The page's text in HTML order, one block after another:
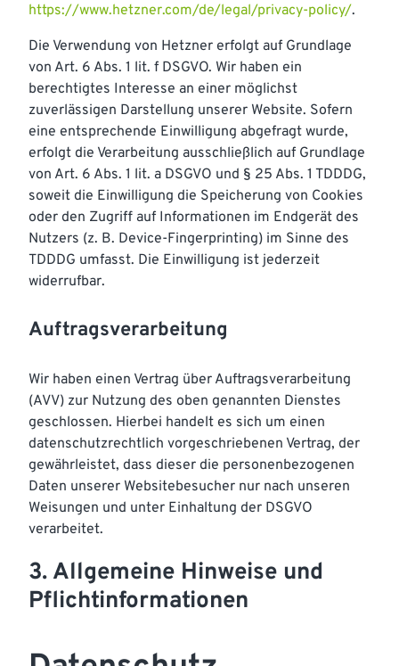
https://www.hetzner.com/de/legal/privacy-policy/.
Die Verwendung von Hetzner erfolgt auf Grundlage
von Art. 6 Abs. 1 lit. f DSGVO. Wir haben ein
berechtigtes Interesse an einer möglichst
zuverlässigen Darstellung unserer Website. Sofern
eine entsprechende Einwilligung abgefragt wurde,
erfolgt die Verarbeitung ausschließlich auf Grundlage
von Art. 6 Abs. 1 lit. a DSGVO und § 25 Abs. 1 TDDDG,
soweit die Einwilligung die Speicherung von Cookies
oder den Zugriff auf Informationen im Endgerät des
Nutzers (z. B. Device-Fingerprinting) im Sinne des
TDDDG umfasst. Die Einwilligung ist jederzeit
widerrufbar.
Auftragsverarbeitung
Wir haben einen Vertrag über Auftragsverarbeitung
(AVV) zur Nutzung des oben genannten Dienstes
geschlossen. Hierbei handelt es sich um einen
datenschutzrechtlich vorgeschriebenen Vertrag, der
gewährleistet, dass dieser die personenbezogenen
Daten unserer Websitebesucher nur nach unseren
Weisungen und unter Einhaltung der DSGVO
verarbeitet.
3. Allgemeine Hinweise und
Pflicht­informationen